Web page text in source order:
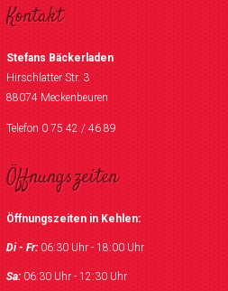
Kontakt
Stefans Bäckerladen
Hirschlatter Str. 3
88074 Meckenbeuren
Telefon 0 75 42 / 46 89
Öffnungszeiten
Öffnungszeiten in Kehlen:
Di - Fr:06:30 Uhr - 18:00 Uhr
Sa:06:30 Uhr - 12:30 Uhr